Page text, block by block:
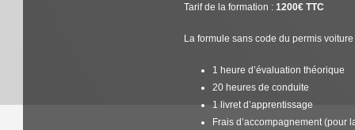
Tarif de la formation : 1200€ TTC
La formule sans code du permis
1 heure d’évaluation théorique
20 heures de conduite
1 livret d’apprentissage
Frais d’accompagnement (pour